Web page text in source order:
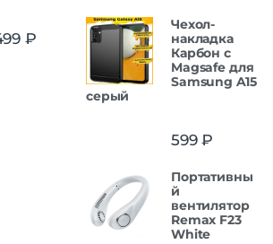
₽
Чехол-
накладка
Карбон c
Magsafe для
Samsung A15
серый
599₽
Портативны
й
вентилятор
Remax F23
White